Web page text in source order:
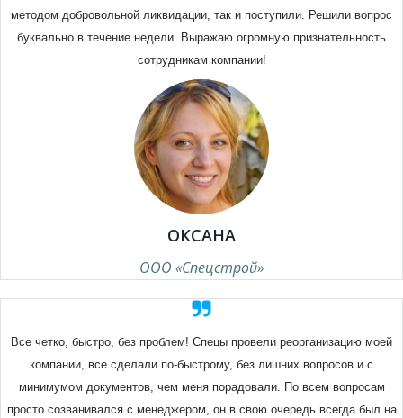
методом добровольной ликвидации, так и поступили. Решили вопрос
буквально в течение недели. Выражаю огромную признательность
сотрудникам компании!
ОКСАНА
ООО «Спецстрой»
Все четко, быстро, без проблем! Спецы провели реорганизацию моей
компании, все сделали по-быстрому, без лишних вопросов и с
минимумом документов, чем меня порадовали. По всем вопросам
просто созванивался с менеджером, он в свою очередь всегда был на